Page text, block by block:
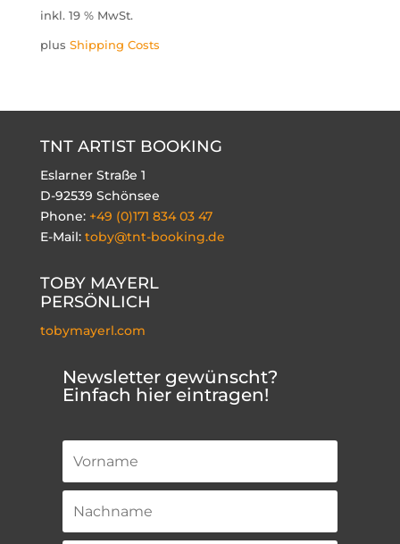
inkl. 19 % MwSt.
plus Shipping Costs
TNT ARTIST BOOKING
Eslarner Straße 1
D-92539 Schönsee
Phone: +49 (0)171 834 03 47
E-Mail: toby@tnt-booking.de
TOBY MAYERL
PERSÖNLICH
tobymayerl.com
Newsletter gewünscht?
Einfach hier eintragen!